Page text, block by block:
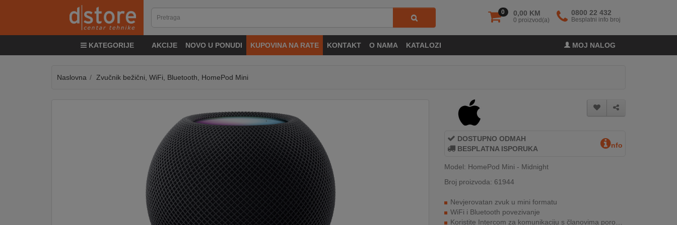
0 0,00 KM
0 proizvod(a)
0800 22 432
Besplatni info broj
KATEGORIJE AKCIJE NOVO U PONUDI KUPOVINA NA RATE KONTAKT O NAMA KATALOZI MOJ NALOG
&
Naslovna Zvučnik bežični, WiFi, Bluetooth, HomePod Mini
DOSTUPNO ODMAH
BESPLATNA ISPORUKA
nfo
Model: HomePod Mini - Midnight
Broj proizvoda: 61944
Nevjerovatan zvuk u mini formatu
WiFi i Bluetooth povezivanje
Koristite Intercom za komunikaciju s članovima porodice